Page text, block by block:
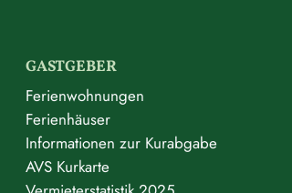
GASTGEBER
Ferienwohnungen
Ferienhäuser
Informationen zur Kurabgabe
AVS Kurkarte